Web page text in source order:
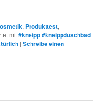
, Produkttest,
mit#kneipp #kneippduschbad
|Schreibe einen